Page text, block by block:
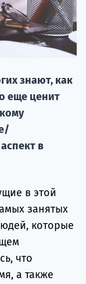
знают, как
еще ценит
в
в этой
занятых
которые
что
а также
НАБОР